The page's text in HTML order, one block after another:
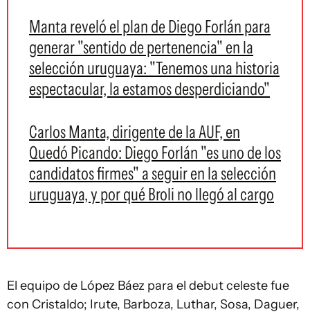
Manta reveló el plan de Diego Forlán para
generar "sentido de pertenencia" en la
selección uruguaya: "Tenemos una historia
espectacular, la estamos desperdiciando"
Carlos Manta, dirigente de la AUF, en
Quedó Picando: Diego Forlán "es uno de los
candidatos firmes" a seguir en la selección
uruguaya, y por qué Broli no llegó al cargo
El equipo de López Báez para el debut celeste fue
con Cristaldo; Irute, Barboza, Luthar, Sosa, Daguer,